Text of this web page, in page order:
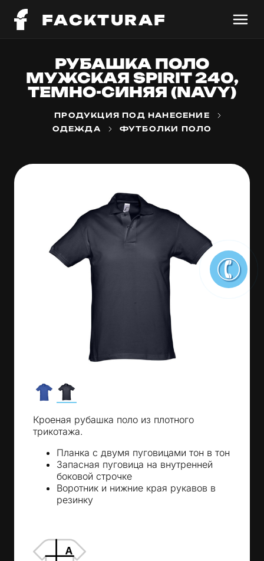
FACKTURAF
РУБАШКА ПОЛО
МУЖСКАЯ SPIRIT 240,
ТЕМНО-СИНЯЯ (NAVY)
ПРОДУКЦИЯ ПОД НАНЕСЕНИЕ
ОДЕЖДА
ФУТБОЛКИ ПОЛО
Кроеная рубашка поло из плотного
трикотажа.
Планка с двумя пуговицами тон в тон
Запасная пуговица на внутренней
боковой строчке
Воротник и нижние края рукавов в
резинку